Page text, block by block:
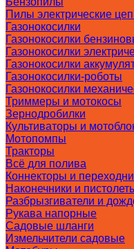
Пилы электрические
Газонокосилки
Газонокосилки
Газонокосилки
Газонокосилки
Газонокосилки-роботы
Газонокосилки
Триммеры и мотокосы
Зернодробилки
Культиваторы и
Мотопомпы
Тракторы
Всё для полива
Коннекторы и
Наконечники и
Разбрызгиватели и
Рукава напорные
Садовые шланги
Измельчители садовые